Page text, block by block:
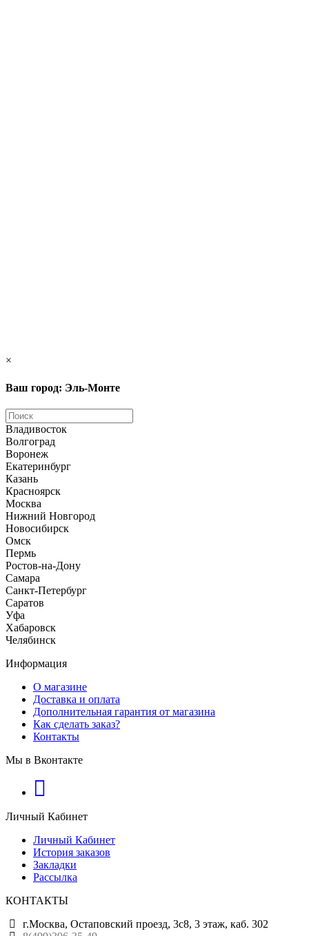
×
Ваш город: Эль-Монте
Владивосток
Волгоград
Воронеж
Екатеринбург
Казань
Красноярск
Москва
Нижний Новгород
Новосибирск
Омск
Пермь
Ростов-на-Дону
Самара
Санкт-Петербург
Саратов
Уфа
Хабаровск
Челябинск
Информация
О магазине
Доставка и оплата
Дополнительная гарантия от магазина
Как сделать заказ?
Контакты
Мы в Вконтакте
Личный Кабинет
Личный Кабинет
История заказов
Закладки
Рассылка
КОНТАКТЫ
г.Москва, Остаповский проезд, 3с8, 3 этаж, каб. 302